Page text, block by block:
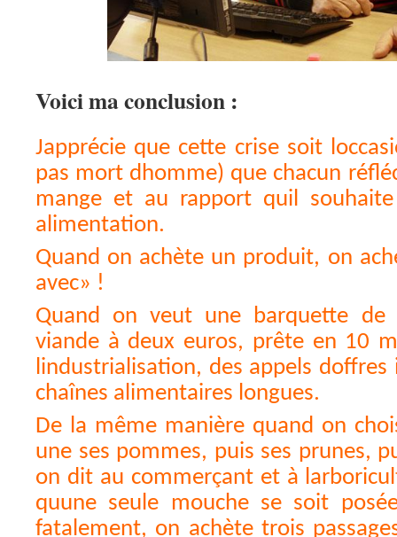
Voici ma conclusion :
Japprécie que cette crise soit
pas mort dhomme) que chacun
mange et au rapport quil
alimentation.
Quand on achète un produit, on
avec» !
Quand on veut une barquette de
viande à deux euros, prête en 10
lindustrialisation, des appels
chaînes alimentaires longues.
De la même manière quand on
une ses pommes, puis ses prunes,
on dit au commerçant et à
quune seule mouche se soit
fatalement, on achète trois